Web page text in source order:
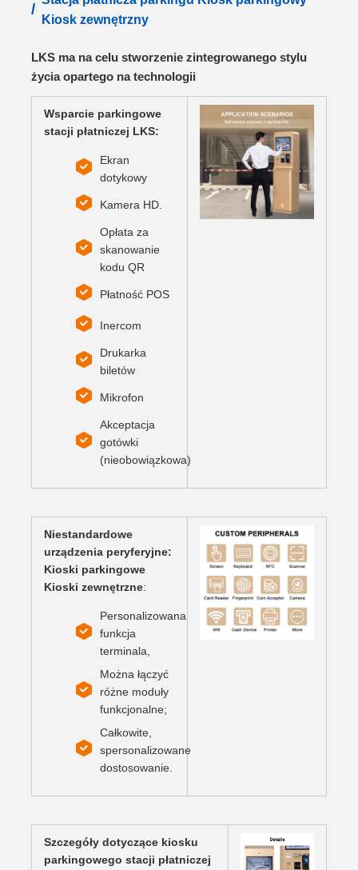
/
Kiosk zewnętrzny
LKS ma na celu stworzenie zintegrowanego stylu
życia opartego na technologii
Wsparcie parkingowe
stacji płatniczej LKS:
Ekran
dotykowy
Kamera HD.
Opłata za
skanowanie
kodu QR
Płatność POS
Inercom
Drukarka
biletów
Mikrofon
Akceptacja
gotówki
(nieobowiązkowa)
Niestandardowe
urządzenia peryferyjne:
Kioski parkingowe
Kioski zewnętrzne:
Personalizowana
funkcja
terminala,
Można łączyć
różne moduły
funkcjonalne;
Całkowite,
spersonalizowane
dostosowanie.
Szczegóły dotyczące kiosku
parkingowego stacji płatniczej